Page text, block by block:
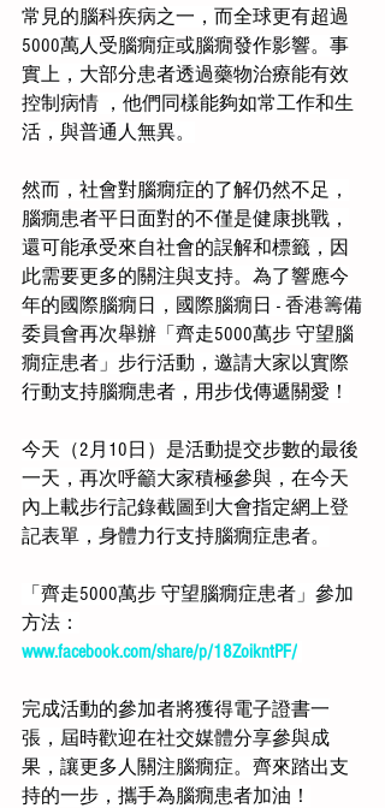
常見的腦科疾病之一，而全球更有超過
5000萬人受腦癇症或腦癇發作影響。事
實上，大部分患者透過藥物治療能有效
控制病情 ，他們同樣能夠如常工作和生
活，與普通人無異。
然而，社會對腦癇症的了解仍然不足，
腦癇患者平日面對的不僅是健康挑戰，
還可能承受來自社會的誤解和標籤，因
此需要更多的關注與支持。為了響應今
年的國際腦癇日，國際腦癇日 - 香港籌備
委員會再次舉辦「齊走5000萬步 守望腦
癇症患者」步行活動，邀請大家以實際
行動支持腦癇患者，用步伐傳遞關愛！
今天（2月10日）是活動提交步數的最後
一天，再次呼籲大家積極參與，在今天
內上載步行記錄截圖到大會指定網上登
記表單，身體力行支持腦癇症患者。
「齊走5000萬步 守望腦癇症患者」參加
方法：
www.facebook.com/share/p/18ZoikntPF/
完成活動的參加者將獲得電子證書一
張，屆時歡迎在社交媒體分享參與成
果，讓更多人關注腦癇症。齊來踏出支
持的一步，攜手為腦癇患者加油！